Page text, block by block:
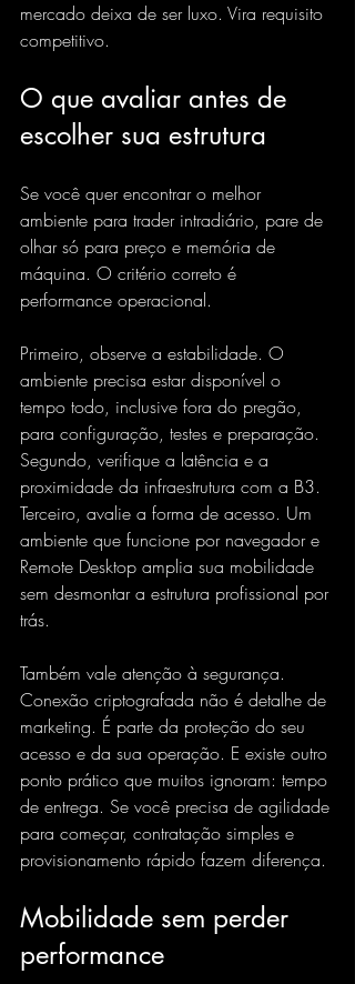
mercado deixa de ser luxo. Vira requisito
competitivo.
O que avaliar antes de
escolher sua estrutura
Se você quer encontrar o melhor
ambiente para trader intradiário, pare de
olhar só para preço e memória de
máquina. O critério correto é
performance operacional.
Primeiro, observe a estabilidade. O
ambiente precisa estar disponível o
tempo todo, inclusive fora do pregão,
para configuração, testes e preparação.
Segundo, verifique a latência e a
proximidade da infraestrutura com a B3.
Terceiro, avalie a forma de acesso. Um
ambiente que funcione por navegador e
Remote Desktop amplia sua mobilidade
sem desmontar a estrutura profissional por
trás.
Também vale atenção à segurança.
Conexão criptografada não é detalhe de
marketing. É parte da proteção do seu
acesso e da sua operação. E existe outro
ponto prático que muitos ignoram: tempo
de entrega. Se você precisa de agilidade
para começar, contratação simples e
provisionamento rápido fazem diferença.
Mobilidade sem perder
performance